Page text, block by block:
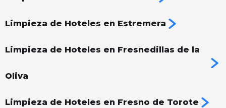
Limpieza de Hoteles en Estremera
Limpieza de Hoteles en Fresnedillas de la
Oliva
Limpieza de Hoteles en Fresno de Torote